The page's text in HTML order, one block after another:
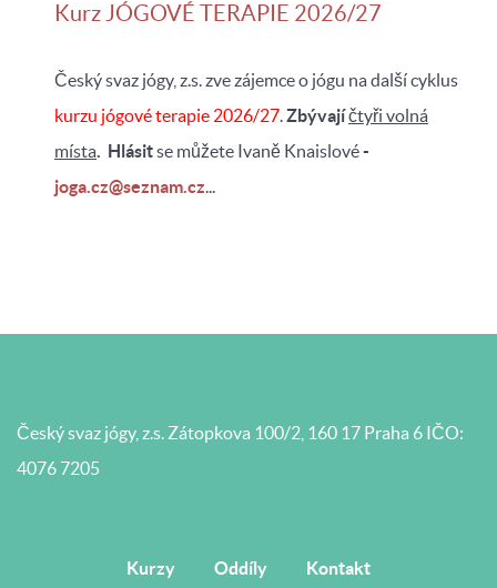
Kurz JÓGOVÉ TERAPIE 2026/27
Český svaz jógy, z.s. zve zájemce o jógu na další cyklus
kurzu jógové terapie 2026/27.Zbývajíčtyři volná
místa. Hlásitse můžete Ivaně Knaislové-
joga.cz@seznam.cz...
Český svaz jógy, z.s. Zátopkova 100/2, 160 17 Praha 6 IČO:
4076 7205
Kurzy Oddíly Kontakt